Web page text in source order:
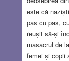
este că
pas cu pas,
reușit să-și
masacrul de
femei și copii